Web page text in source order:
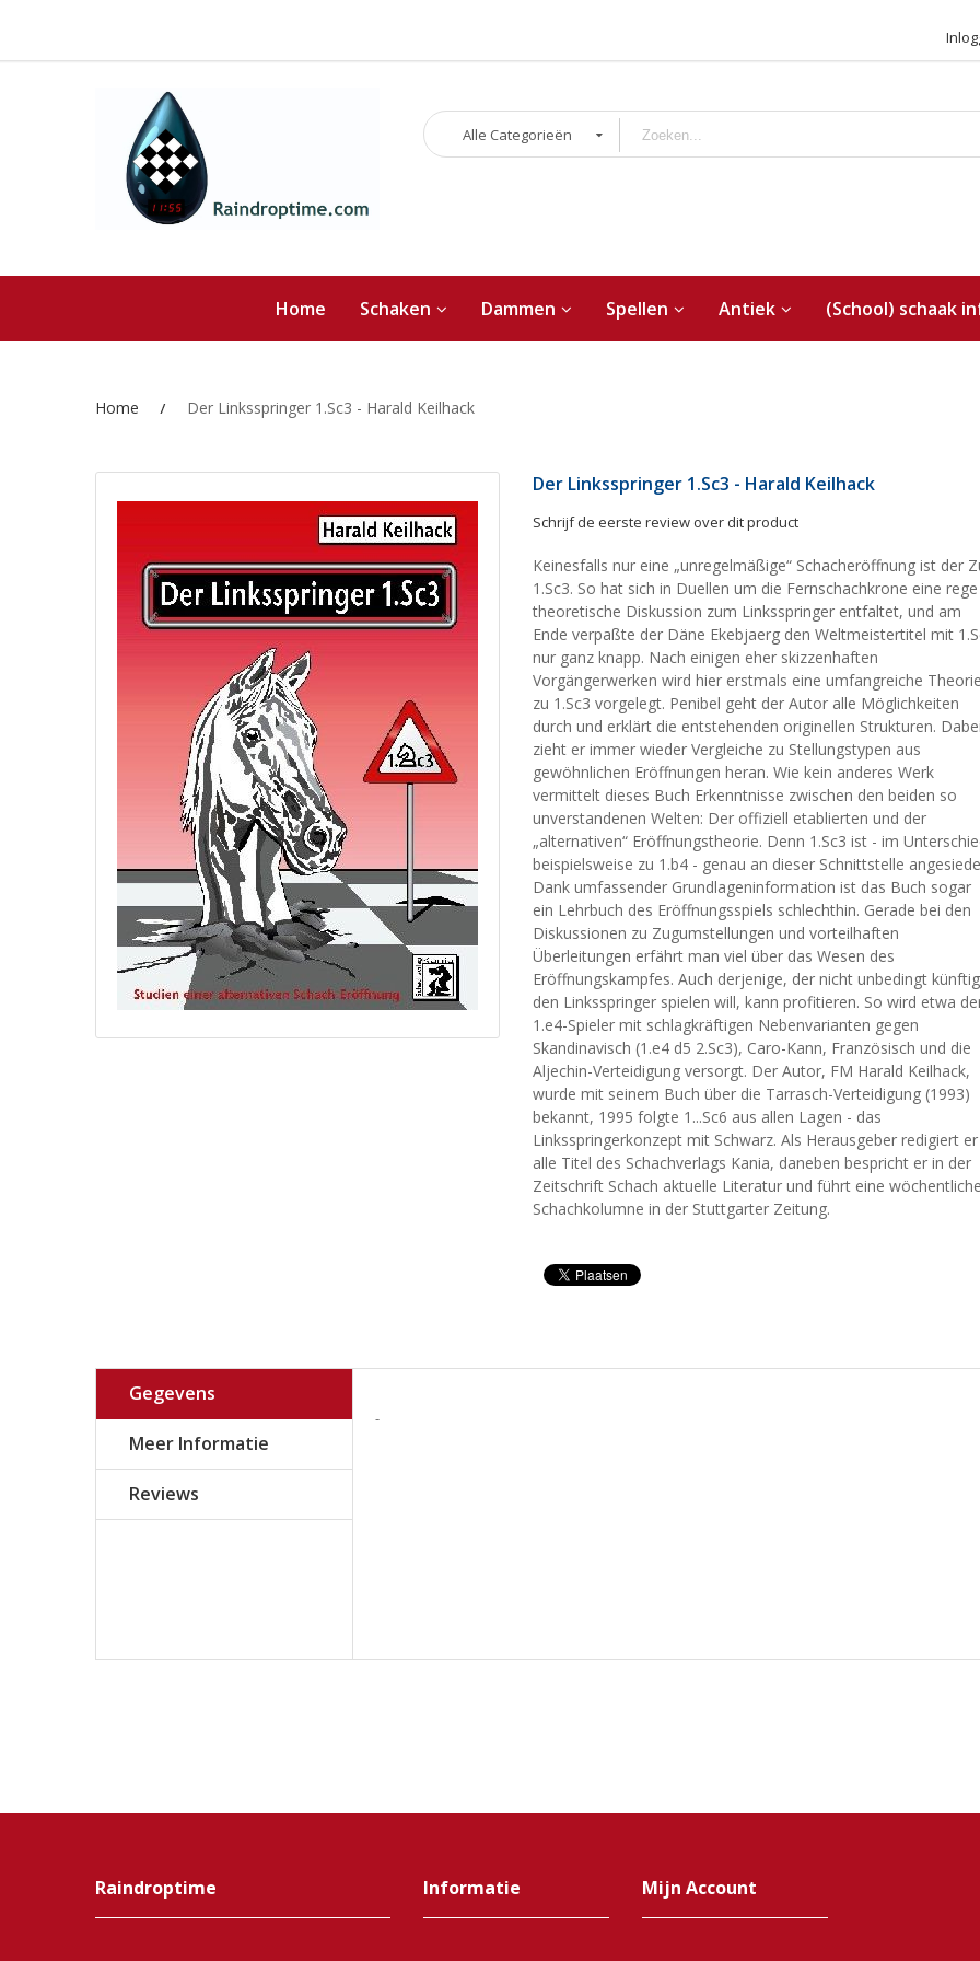
Alle Categorieën
Home Schaken Dammen Spellen Antiek (School) schaak
Home Der Linksspringer 1.Sc3 - Harald Keilhack
Der Linksspringer 1.Sc3 - Harald Keilhack
Schrijf de eerste review over dit product
Keinesfalls nur eine „unregelmäßige“ Schacheröffnung ist der
1.Sc3. So hat sich in Duellen um die Fernschachkrone eine rege
theoretische Diskussion zum Linksspringer entfaltet, und am
Ende verpaßte der Däne Ekebjaerg den Weltmeistertitel mit
nur ganz knapp. Nach einigen eher skizzenhaften
Vorgängerwerken wird hier erstmals eine umfangreiche
zu 1.Sc3 vorgelegt. Penibel geht der Autor alle Möglichkeiten
durch und erklärt die entstehenden originellen Strukturen.
zieht er immer wieder Vergleiche zu Stellungstypen aus
gewöhnlichen Eröffnungen heran. Wie kein anderes Werk
vermittelt dieses Buch Erkenntnisse zwischen den beiden so
unverstandenen Welten: Der offiziell etablierten und der
„alternativen“ Eröffnungstheorie. Denn 1.Sc3 ist - im
beispielsweise zu 1.b4 - genau an dieser Schnittstelle
Dank umfassender Grundlageninformation ist das Buch sogar
ein Lehrbuch des Eröffnungsspiels schlechthin. Gerade bei den
Diskussionen zu Zugumstellungen und vorteilhaften
Überleitungen erfährt man viel über das Wesen des
Eröffnungskampfes. Auch derjenige, der nicht unbedingt künftig
den Linksspringer spielen will, kann profitieren. So wird etwa
1.e4-Spieler mit schlagkräftigen Nebenvarianten gegen
Skandinavisch (1.e4 d5 2.Sc3), Caro-Kann, Französisch und die
Aljechin-Verteidigung versorgt. Der Autor, FM Harald Keilhack,
wurde mit seinem Buch über die Tarrasch-Verteidigung (1993)
bekannt, 1995 folgte 1...Sc6 aus allen Lagen - das
Linksspringerkonzept mit Schwarz. Als Herausgeber redigiert er
alle Titel des Schachverlags Kania, daneben bespricht er in der
Zeitschrift Schach aktuelle Literatur und führt eine
Schachkolumne in der Stuttgarter Zeitung.
Gegevens
Meer Informatie
Reviews
-
Raindroptime Informatie Mijn Account